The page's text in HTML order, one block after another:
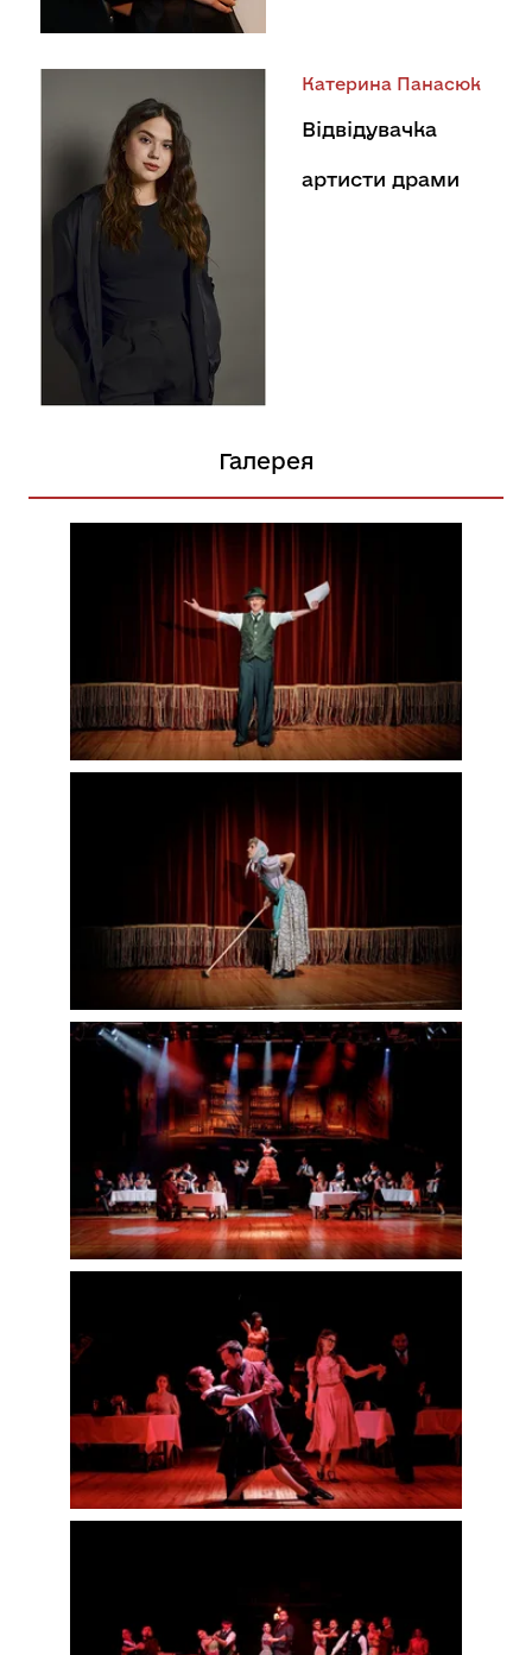
Катерина Панасюк
Відвідувачка
артисти драми
Галерея